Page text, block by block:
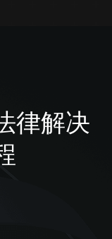
律解决